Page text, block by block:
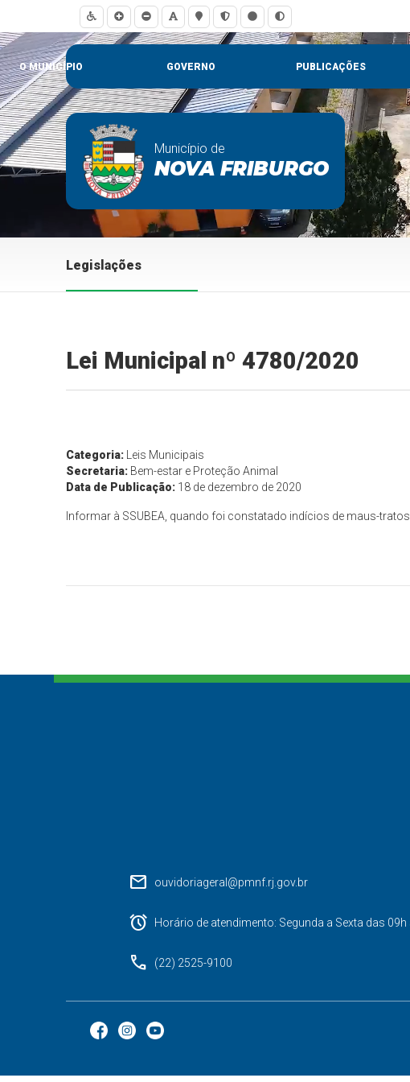
O MUNICÍPIO GOVERNO PUBLICAÇÕES
Município de
NOVA FRIBURGO
Legislações
Lei Municipal nº 4780/2020
Categoria:
Leis Municipais
Secretaria: Bem-estar e Proteção Animal
Data de Publicação: 18 de dezembro de 2020
Informar à SSUBEA, quando foi constatado indícios de maus-
mail ouvidoriageral@pmnf.rj.gov.br
alarm Horário de atendimento: Segunda a Sexta das 09h
phone (22) 2525-9100